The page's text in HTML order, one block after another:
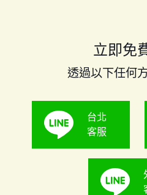
立即免
透過以下任何
台北
客服